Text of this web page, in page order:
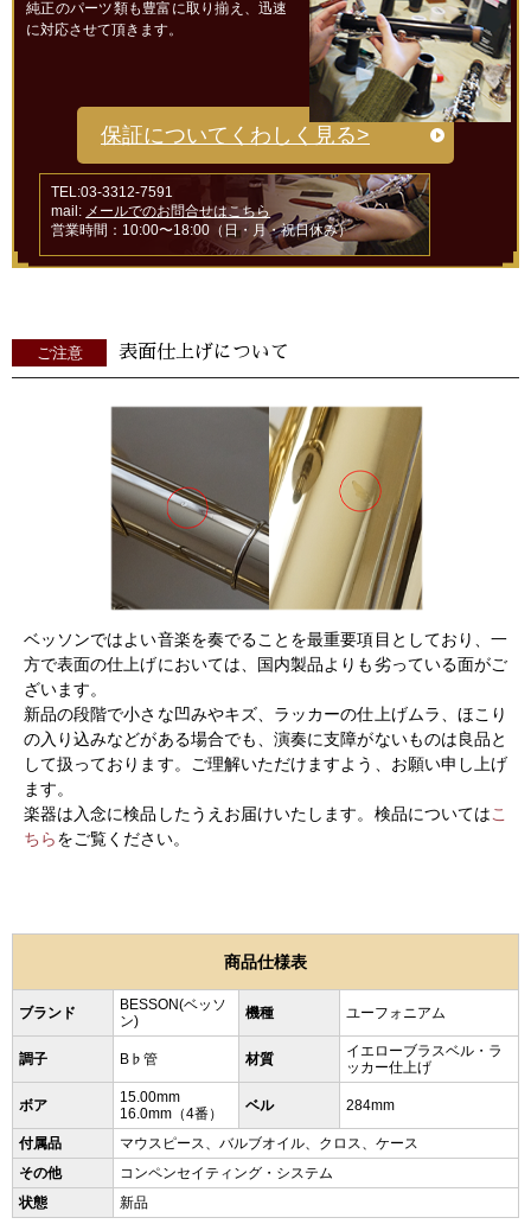
純正のパーツ類も豊富に取り揃え、迅速
に対応させて頂きます。
保証についてくわしく見る>
TEL:03-3312-7591
mail: メールでのお問合せはこちら
営業時間：10:00〜18:00（日・月・祝日休み）
ご注意 表面仕上げについて
ベッソンではよい音楽を奏でることを最重要項目としており、一
方で表面の仕上げにおいては、国内製品よりも劣っている面がご
ざいます。
新品の段階で小さな凹みやキズ、ラッカーの仕上げムラ、ほこり
の入り込みなどがある場合でも、演奏に支障がないものは良品と
して扱っております。ご理解いただけますよう、お願い申し上げ
ます。
楽器は入念に検品したうえお届けいたします。検品についてはこ
ちらをご覧ください。
商品仕様表
ブランド
BESSON(ベッソ
ン)
機種 ユーフォニアム
調子 B♭管 材質
イエローブラスベル・ラ
ッカー仕上げ
ボア
15.00mm
16.0mm（4番）
ベル 284mm
付属品
マウスピース、バルブオイル、クロス、ケース
その他
コンペンセイティング・システム
状態
新品